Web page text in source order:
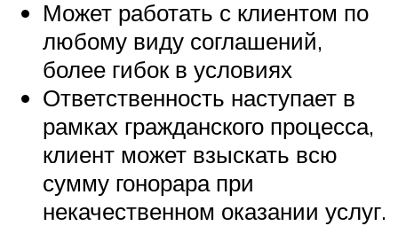
Может работать с клиентом по
любому виду соглашений,
более гибок в условиях
Ответственность наступает в
рамках гражданского процесса,
клиент может взыскать всю
сумму гонорара при
некачественном оказании услуг.